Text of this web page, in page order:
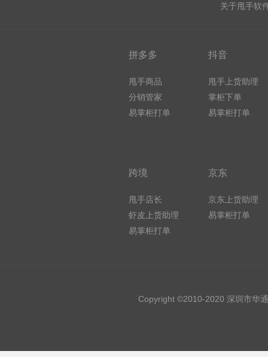
关于甩手软
拼多多
甩手商品
分销管家
易掌柜打单
抖音
甩手上货助理
掌柜下单
易掌柜打单
跨境
甩手店长
虾皮上货助理
易掌柜打单
京东
京东上货助理
易掌柜打单
Copyright ©2010-2020 深圳市华